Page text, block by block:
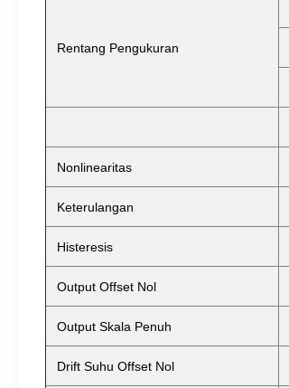
Rentang Pengukuran
Nonlinearitas
Keterulangan
Histeresis
Output Offset Nol
Output Skala Penuh
Drift Suhu Offset Nol